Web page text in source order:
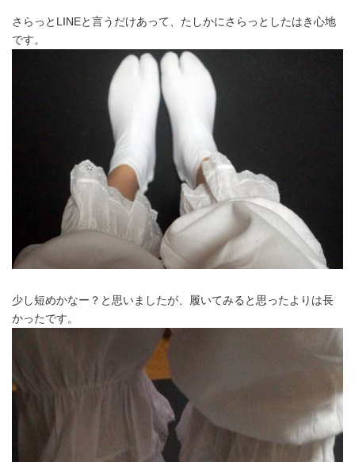
さらっとLINEと言うだけあって、たしかにさらっとしたはき心地
です。
少し短めかなー？と思いましたが、履いてみると思ったよりは長
かったです。